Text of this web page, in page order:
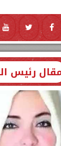
تكنولوجيا
رئيس